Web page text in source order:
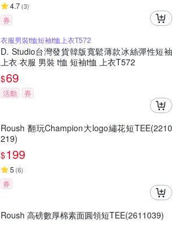
4.7(3)
券
衣服男裝t恤短袖t恤上衣T572
D. Studio台灣發貨韓版寬鬆薄款冰絲彈性短袖
上衣 衣服 男裝 t恤 短袖t恤 上衣T572
$69
活動 券
Roush 翻玩Champion大logo繡花短TEE(2210
219)
$199
5 (6)
券
Roush 高磅數厚棉素面圓領短TEE(2611039)